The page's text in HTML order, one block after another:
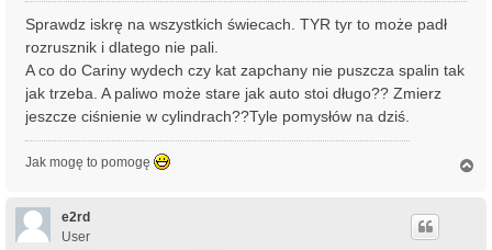
Sprawdz iskrę na wszystkich świecach. TYR tyr to może padł
rozrusznik i dlatego nie pali.
A co do Cariny wydech czy kat zapchany nie puszcza spalin tak
jak trzeba. A paliwo może stare jak auto stoi długo?? Zmierz
jeszcze ciśnienie w cylindrach??Tyle pomysłów na dziś.
Jak mogę to pomogę
e2rd
User